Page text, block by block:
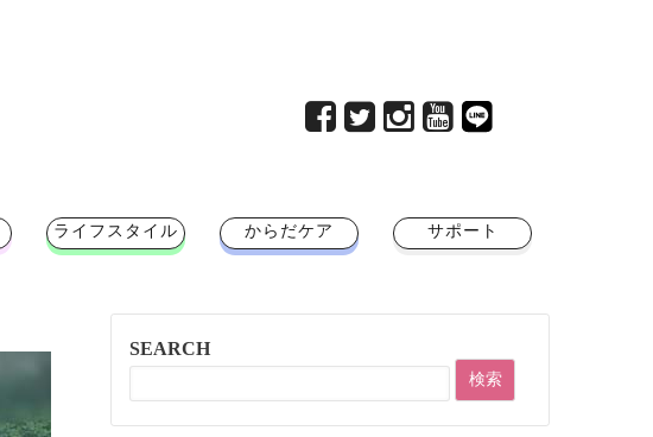
ライフスタイル からだケア サポート
SEARCH